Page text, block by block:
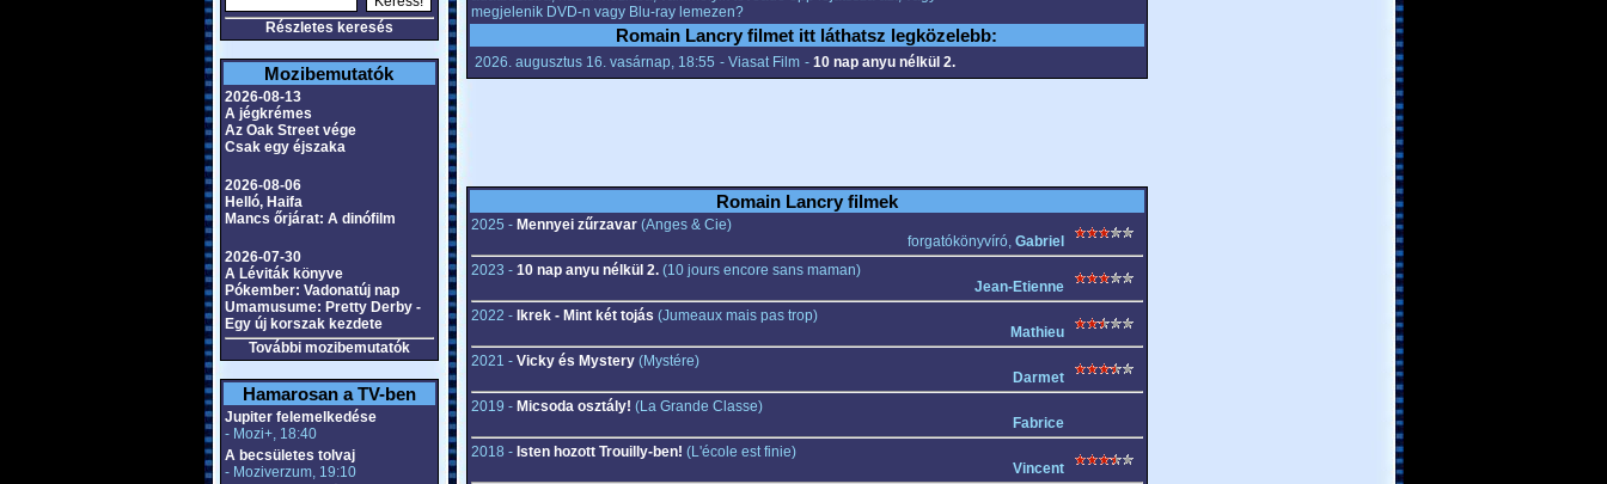
Részletes keresés
Mozibemutatók
2026-08-13
A jégkrémes
Az Oak Street vége
Csak egy éjszaka
2026-08-06
Helló, Haifa
Mancs őrjárat: A dinófilm
2026-07-30
A Léviták könyve
Pókember: Vadonatúj nap
Umamusume: Pretty Derby -
Egy új korszak kezdete
További mozibemutatók
Hamarosan a TV-ben
Jupiter felemelkedése
- Mozi+, 18:40
A becsületes tolvaj
- Moziverzum, 19:10
megjelenik DVD-n vagy Blu-ray lemezen?
Romain Lancry filmet itt láthatsz legközelebb:
2026. augusztus 16. vasárnap, 18:55 - Viasat Film - 10 nap anyu nélkül 2.
Romain Lancry filmek
2025 - Mennyei zűrzavar(Anges & Cie)
forgatókönyvíró, Gabriel
2023 - 10 nap anyu nélkül 2.(10 jours encore sans maman)
Jean-Etienne
2022 - Ikrek - Mint két tojás (Jumeaux mais pas trop)
Mathieu
2021 - Vicky és Mystery(Mystére)
Darmet
2019 - Micsoda osztály! (La Grande Classe)
Fabrice
2018 - Isten hozott Trouilly-ben! (L'école est finie)
Vincent